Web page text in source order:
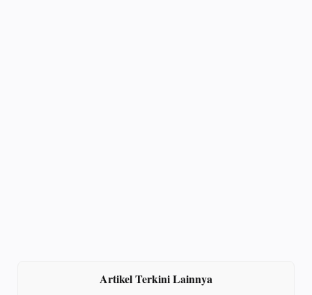
Artikel Terkini Lainnya